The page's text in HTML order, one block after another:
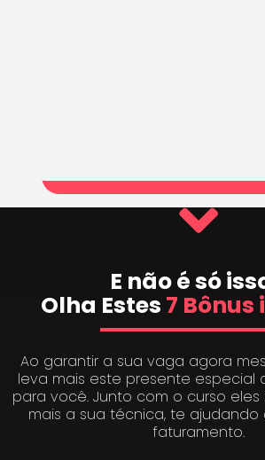
E não é só
Olha Estes 7
Ao garantir a sua vaga agora
leva mais este presente especial
para você. Junto com o curso
mais a sua técnica, te ajudando
faturamento.